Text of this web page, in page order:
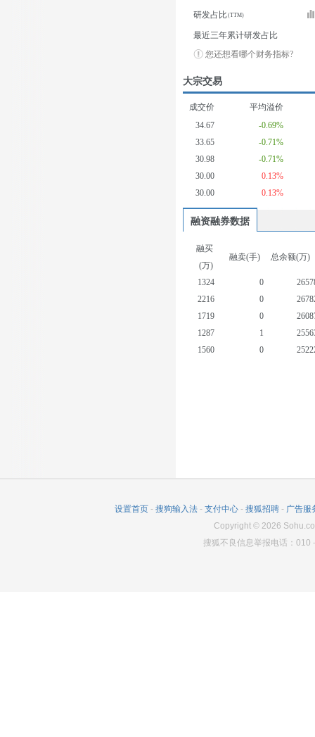
研发占比
最近三年累计研发占比
您还想看哪个财务指标?
大宗交易
成交价
平均溢价
34.67
-0.69%
33.65
-0.71%
30.98
-0.71%
30.00
0.13%
30.00
0.13%
融资融券数据
融买
(万)
融卖(手) 总余额(万)
1324 0
2216
0
1719
0
1287
1
1560
0
设置首页 - 搜狗输入法 - 支付中心 - 搜狐招聘 - 广告服
Copyright© 2026
搜狐不良信息举报电话：010